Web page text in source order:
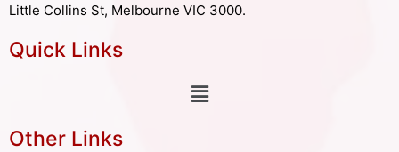
Little Collins St, Melbourne VIC 3000.
Quick Links
Other Links